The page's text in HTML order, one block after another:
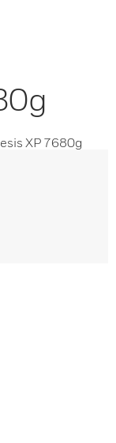
XP 7680g